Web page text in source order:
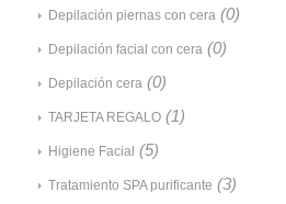
Depilación piernas con cera (0)
Depilación facial con cera (0)
Depilación cera (0)
TARJETA REGALO (1)
Higiene Facial (5)
Tratamiento SPA purificante (3)